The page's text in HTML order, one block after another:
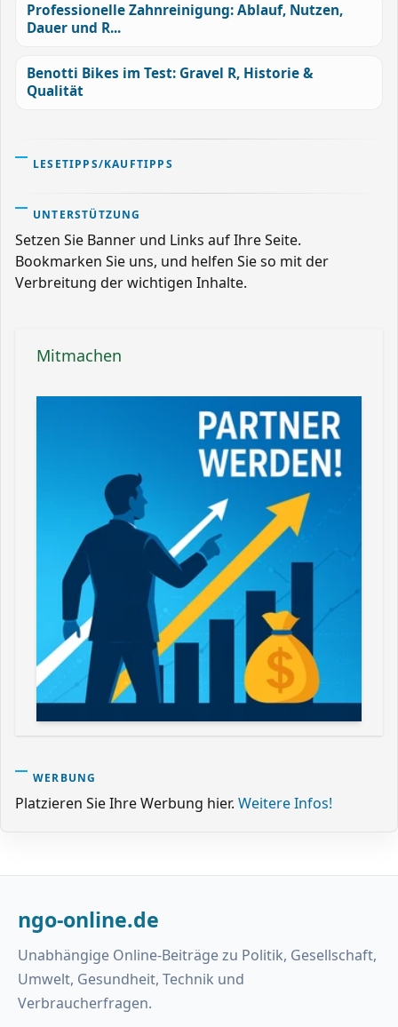
Professionelle Zahnreinigung: Ablauf, Nutzen,
Dauer und R...
Benotti Bikes im Test: Gravel R, Historie &
Qualität
LESETIPPS/KAUFTIPPS
UNTERSTÜTZUNG
Setzen Sie Banner und Links auf Ihre Seite.
Bookmarken Sie uns, und helfen Sie so mit der
Verbreitung der wichtigen Inhalte.
Mitmachen
WERBUNG
Platzieren Sie Ihre Werbung hier. Weitere Infos!
ngo-online.de
Unabhängige Online-Beiträge zu Politik, Gesellschaft,
Umwelt, Gesundheit, Technik und
Verbraucherfragen.